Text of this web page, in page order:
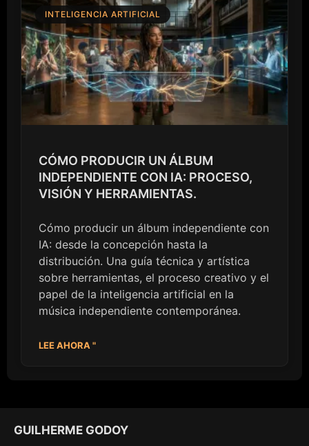
INTELIGENCIA ARTIFICIAL
CÓMO PRODUCIR UN ÁLBUM
INDEPENDIENTE CON IA: PROCESO,
VISIÓN Y HERRAMIENTAS.
Cómo producir un álbum independiente con
IA: desde la concepción hasta la
distribución. Una guía técnica y artística
sobre herramientas, el proceso creativo y el
papel de la inteligencia artificial en la
música independiente contemporánea.
LEE AHORA "
GUILHERME GODOY